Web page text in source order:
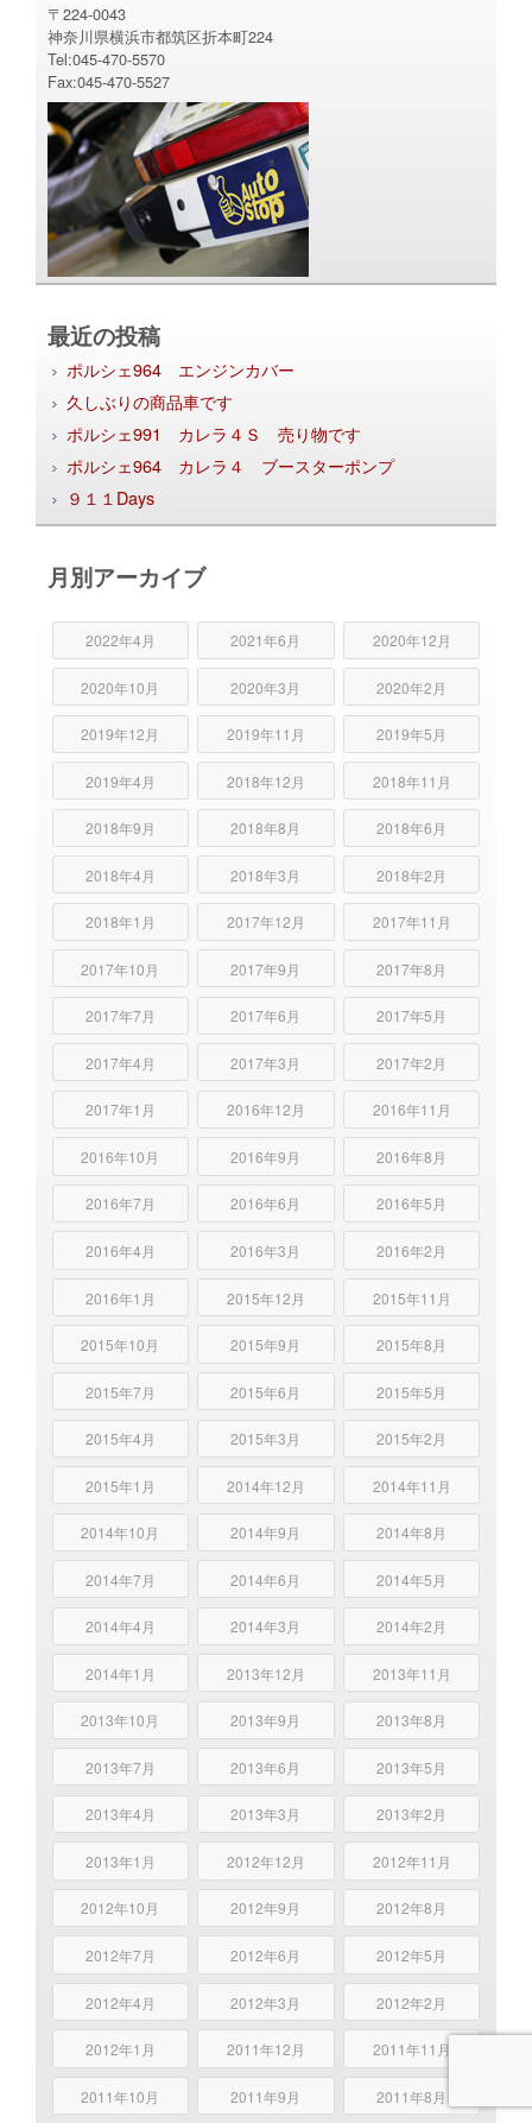
〒224-0043
神奈川県横浜市都筑区折本町224
Tel:045-470-5570
Fax:045-470-5527
最近の投稿
ポルシェ964 エンジンカバー
久しぶりの商品車です
ポルシェ991 カレラ４Ｓ 売り物です
ポルシェ964 カレラ４ ブースターポンプ
９１１Days
月別アーカイブ
2022年4月 2021年6月 2020年12月
2020年10月 2020年3月 2020年2月
2019年12月 2019年11月 2019年5月
2019年4月 2018年12月 2018年11月
2018年9月 2018年8月 2018年6月
2018年4月 2018年3月 2018年2月
2018年1月 2017年12月 2017年11月
2017年10月 2017年9月 2017年8月
2017年7月 2017年6月 2017年5月
2017年4月 2017年3月 2017年2月
2017年1月 2016年12月 2016年11月
2016年10月 2016年9月 2016年8月
2016年7月 2016年6月 2016年5月
2016年4月 2016年3月 2016年2月
2016年1月 2015年12月 2015年11月
2015年10月 2015年9月 2015年8月
2015年7月 2015年6月 2015年5月
2015年4月 2015年3月 2015年2月
2015年1月 2014年12月 2014年11月
2014年10月 2014年9月 2014年8月
2014年7月 2014年6月 2014年5月
2014年4月 2014年3月 2014年2月
2014年1月 2013年12月 2013年11月
2013年10月 2013年9月 2013年8月
2013年7月 2013年6月 2013年5月
2013年4月 2013年3月 2013年2月
2013年1月 2012年12月 2012年11月
2012年10月 2012年9月 2012年8月
2012年7月 2012年6月 2012年5月
2012年4月 2012年3月 2012年2月
2012年1月 2011年12月 2011年11月
2011年10月 2011年9月 2011年8月